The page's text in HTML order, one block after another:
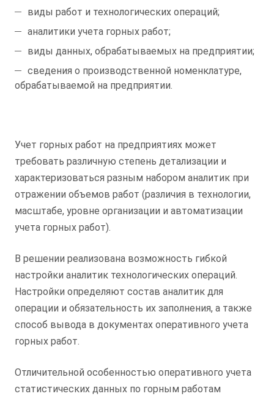
виды работ и технологических операций;
аналитики учета горных работ;
виды данных, обрабатываемых на предприятии;
сведения о производственной номенклатуре,
обрабатываемой на предприятии.
Учет горных работ на предприятиях может
требовать различную степень детализации и
характеризоваться разным набором аналитик при
отражении объемов работ (различия в технологии,
масштабе, уровне организации и автоматизации
учета горных работ).
В решении реализована возможность гибкой
настройки аналитик технологических операций.
Настройки определяют состав аналитик для
операции и обязательность их заполнения, а также
способ вывода в документах оперативного учета
горных работ.
Отличительной особенностью оперативного учета
статистических данных по горным работам